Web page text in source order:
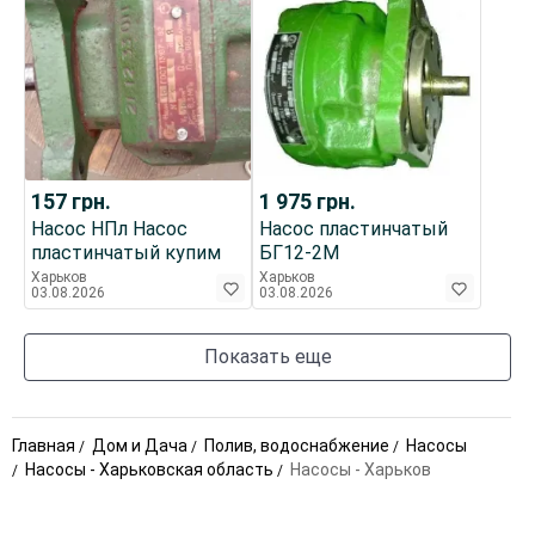
157 грн.
Насос НПл Насос
пластинчатый купим
Харьков
03.08.2026
1 975 грн.
Насос пластинчатый
БГ12-2М
Харьков
03.08.2026
Показать еще
Главная Дом и Дача Полив, водоснабжение
Насосы
Насосы - Харьковская область
Насосы - Харьков